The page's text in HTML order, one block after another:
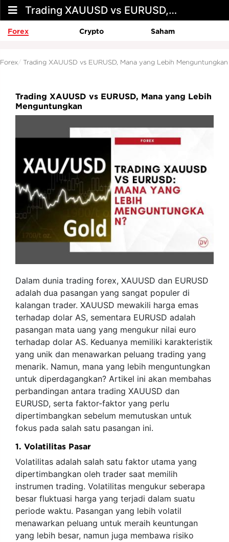
Trading XAUUSD vs EURUSD, Mana yang Lebih Menguntungkan
Forex Crypto Saham
Forex Trading XAUUSD vs EURUSD, Mana yang Lebih Menguntungkan
Trading XAUUSD vs EURUSD, Mana yang Lebih
Menguntungkan
Dalam dunia trading forex, XAUUSD dan EURUSD
adalah dua pasangan yang sangat populer di
kalangan trader. XAUUSD mewakili harga emas
terhadap dolar AS, sementara EURUSD adalah
pasangan mata uang yang mengukur nilai euro
terhadap dolar AS. Keduanya memiliki karakteristik
yang unik dan menawarkan peluang trading yang
menarik. Namun, mana yang lebih menguntungkan
untuk diperdagangkan? Artikel ini akan membahas
perbandingan antara trading XAUUSD dan
EURUSD, serta faktor-faktor yang perlu
dipertimbangkan sebelum memutuskan untuk
fokus pada salah satu pasangan ini.
1. Volatilitas Pasar
Volatilitas adalah salah satu faktor utama yang
dipertimbangkan oleh trader saat memilih
instrumen trading. Volatilitas mengukur seberapa
besar fluktuasi harga yang terjadi dalam suatu
periode waktu. Pasangan yang lebih volatil
menawarkan peluang untuk meraih keuntungan
yang lebih besar, namun juga membawa risiko